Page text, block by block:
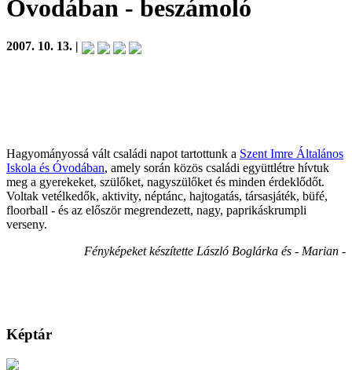
Óvodában - beszámoló
2007. 10. 13. |
Hagyományossá vált családi napot tartottunk a Szent Imre Általános
Iskola és Óvodában, amely során közös családi együttlétre hívtuk
meg a gyerekeket, szülőket, nagyszülőket és minden érdeklődőt.
Voltak vetélkedők, aktivity, néptánc, hajtogatás, társasjáték, büfé,
floorball - és az először megrendezett, nagy, paprikáskrumpli
verseny.
Fényképeket készítette László Boglárka és - Marian -
Képtár